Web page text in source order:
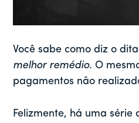
Você sabe como diz o
melhor remédio. O
pagamentos não
Felizmente, há uma série